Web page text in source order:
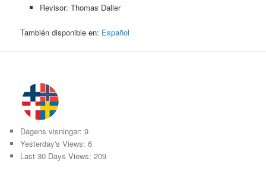
Revisor: Thomas Daller
También disponible en: Español
Dagens visningar:9
Yesterday's Views:6
Last 30 Days Views:209